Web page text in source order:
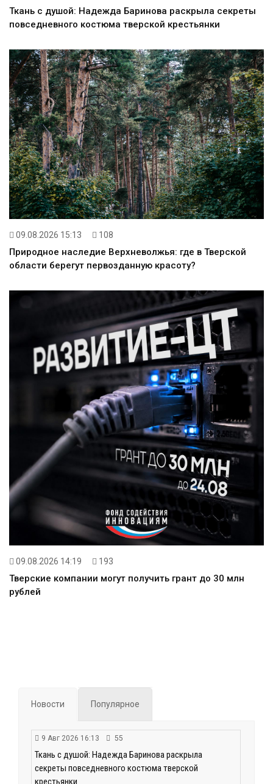
Ткань с душой: Надежда Баринова раскрыла секреты
повседневного костюма тверской крестьянки
09.08.2026 15:13 108
Природное наследие Верхневолжья: где в Тверской
области берегут первозданную красоту?
09.08.2026 14:19 193
Тверские компании могут получить грант до 30 млн
рублей
Новости Популярное
9 Авг 2026 16:13 55
Ткань с душой: Надежда Баринова раскрыла
секреты повседневного костюма тверской
крестьянки